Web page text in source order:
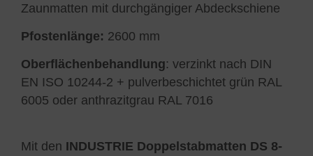
Zaunmatten mit durchgängiger Abdeckschiene
Pfostenlänge: 2600 mm
Oberflächenbehandlung: verzinkt nach DIN
EN ISO 10244-2 + pulverbeschichtet grün RAL
6005 oder anthrazitgrau RAL 7016
Mit den INDUSTRIE Doppelstabmatten DS 8-